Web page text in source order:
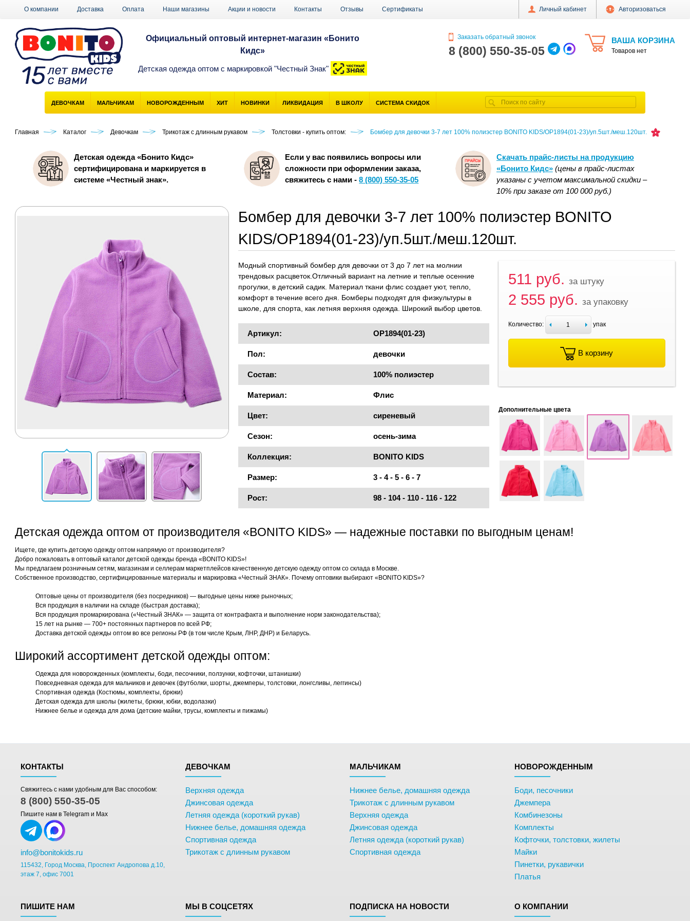
Личный кабинет Авторизоваться
О компании Доставка Оплата Наши магазины Акции и новости Контакты Отзывы Сертификаты
ВАША КОРЗИНА
Товаров нет
Заказать обратный звонок
8 (800) 550-35-05
Официальный оптовый интернет-магазин «Бонито
Кидс»
Детская одежда оптом с маркировкой "Честный Знак"
ДЕВОЧКАМ МАЛЬЧИКАМ НОВОРОЖДЕННЫМ ХИТ НОВИНКИ ЛИКВИДАЦИЯ В ШКОЛУ СИСТЕМА СКИДОК
Главная Каталог Девочкам Трикотаж с длинным рукавом Толстовки - купить оптом: Бомбер для девочки 3-7 лет 100% полиэстер BONITO KIDS/OP1894(01-23)/уп.5шт./меш.120шт.
Детская одежда «Бонито Кидс»
сертифицирована и маркируется в
системе «Честный знак».
Если у вас появились вопросы или
сложности при оформлении заказа,
свяжитесь с нами -8 (800) 550-35-05
Скачать прайс-листы на продукцию
«Бонито Кидс» (цены в прайс-листах
указаны с учетом максимальной скидки –
10% при заказе от 100 000 руб.)
Бомбер для девочки 3-7 лет 100% полиэстер BONITO
KIDS/OP1894(01-23)/уп.5шт./меш.120шт.
Модный спортивный бомбер для девочки от 3 до 7 лет на молнии
трендовых расцветок.Отличный вариант на летние и теплые осенние
прогулки, в детский садик. Материал ткани флис создает уют, тепло,
комфорт в течение всего дня. Бомберы подходят для физкультуры в
школе, для спорта, как летняя верхняя одежда. Широкий выбор цветов.
Артикул: OP1894(01-23)
Пол: девочки
Состав: 100% полиэстер
Материал: Флис
Цвет: сиреневый
Сезон: осень-зима
Коллекция: BONITO KIDS
Размер: 3 - 4 - 5 - 6 - 7
Рост: 98 - 104 - 110 - 116 - 122
511 руб. за штуку
2 555 руб. за упаковку
Количество: упак
В корзину
Дополнительные цвета
Детская одежда оптом от производителя «BONITO KIDS» — надежные поставки по выгодным ценам!
Ищете, где купить детскую одежду оптом напрямую от производителя?
Добро пожаловать в оптовый каталог детской одежды бренда «BONITO KIDS»!
Мы предлагаем розничным сетям, магазинам и селлерам маркетплейсов качественную детскую одежду оптом со склада в Москве.
Собственное производство, сертифицированные материалы и маркировка «Честный ЗНАК». Почему оптовики выбирают «BONITO KIDS»?
Оптовые цены от производителя (без посредников) — выгодные цены ниже рыночных;
Вся продукция в наличии на складе (быстрая доставка);
Вся продукция промаркирована («Честный ЗНАК» — защита от контрафакта и выполнение норм законодательства);
15 лет на рынке — 700+ постоянных партнеров по всей РФ;
Доставка детской одежды оптом во все регионы РФ (в том числе Крым, ЛНР, ДНР) и Беларусь.
Широкий ассортимент детской одежды оптом:
Одежда для новорожденных (комплекты, боди, песочники, ползунки, кофточки, штанишки)
Повседневная одежда для мальчиков и девочек (футболки, шорты, джемперы, толстовки, лонгсливы, леггинсы)
Спортивная одежда (Костюмы, комплекты, брюки)
Детская одежда для школы (жилеты, брюки, юбки, водолазки)
Нижнее белье и одежда для дома (детские майки, трусы, комплекты и пижамы)
КОНТАКТЫ
Свяжитесь с нами удобным для Вас способом:
8 (800) 550-35-05
Пишите нам в Telegram и Max
info@bonitokids.ru
115432, Город Москва, Проспект Андропова д.10,
этаж 7, офис 7001
ДЕВОЧКАМ
Верхняя одежда
Джинсовая одежда
Летняя одежда (короткий рукав)
Нижнее белье, домашняя одежда
Спортивная одежда
Трикотаж с длинным рукавом
МАЛЬЧИКАМ
Нижнее белье, домашняя одежда
Трикотаж с длинным рукавом
Верхняя одежда
Джинсовая одежда
Летняя одежда (короткий рукав)
Спортивная одежда
НОВОРОЖДЕННЫМ
Боди, песочники
Джемпера
Комбинезоны
Комплекты
Кофточки, толстовки, жилеты
Майки
Пинетки, рукавички
Платья
ПИШИТЕ НАМ МЫ В СОЦСЕТЯХ ПОДПИСКА НА НОВОСТИ О КОМПАНИИ